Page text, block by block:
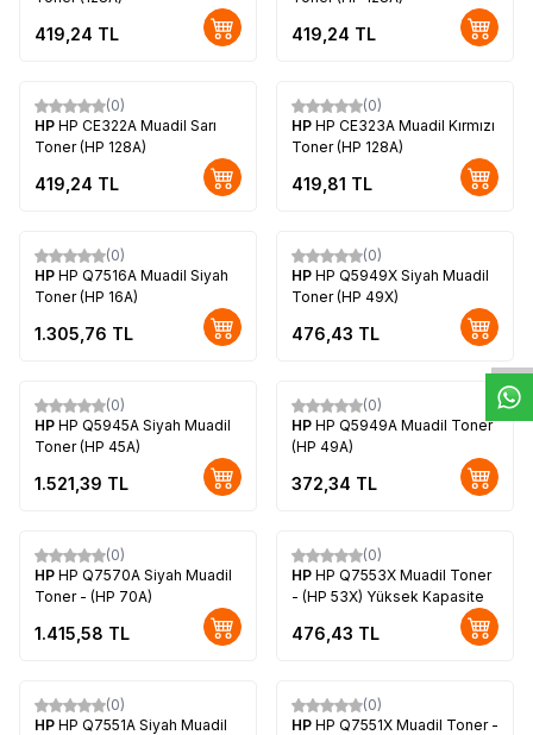
WhtsappDeseHatt
419,24 TL 419,24 TL
(0)
HP HP CE322A Muadil Sarı
Toner (HP 128A)
419,24 TL
(0)
HP HP CE323A Muadil Kırmızı
Toner (HP 128A)
419,81 TL
(0)
HP HP Q7516A Muadil Siyah
Toner (HP 16A)
1.305,76 TL
(0)
HP HP Q5949X Siyah Muadil
Toner (HP 49X)
476,43 TL
(0)
HP HP Q5945A Siyah Muadil
Toner (HP 45A)
1.521,39 TL
(0)
HP HP Q5949A Muadil Toner
(HP 49A)
372,34 TL
(0)
HP HP Q7570A Siyah Muadil
Toner - (HP 70A)
1.415,58 TL
(0)
HP HP Q7553X Muadil Toner
- (HP 53X) Yüksek Kapasite
476,43 TL
(0)
HP HP Q7551A Siyah Muadil
(0)
HP HP Q7551X Muadil Toner -